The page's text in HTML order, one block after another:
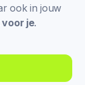
ook in jouw
je.